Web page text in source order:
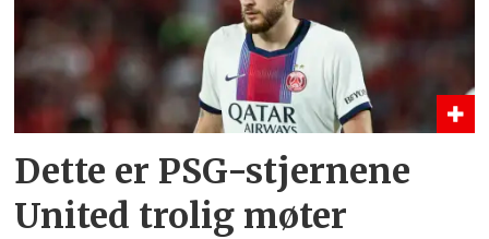
Dette er PSG-stjernene
United trolig møter